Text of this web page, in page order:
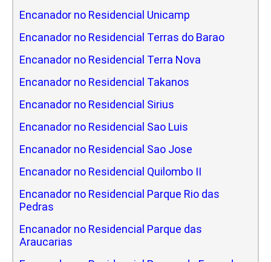
Encanador no Residencial Unicamp
Encanador no Residencial Terras do Barao
Encanador no Residencial Terra Nova
Encanador no Residencial Takanos
Encanador no Residencial Sirius
Encanador no Residencial Sao Luis
Encanador no Residencial Sao Jose
Encanador no Residencial Quilombo II
Encanador no Residencial Parque Rio das
Pedras
Encanador no Residencial Parque das
Araucarias